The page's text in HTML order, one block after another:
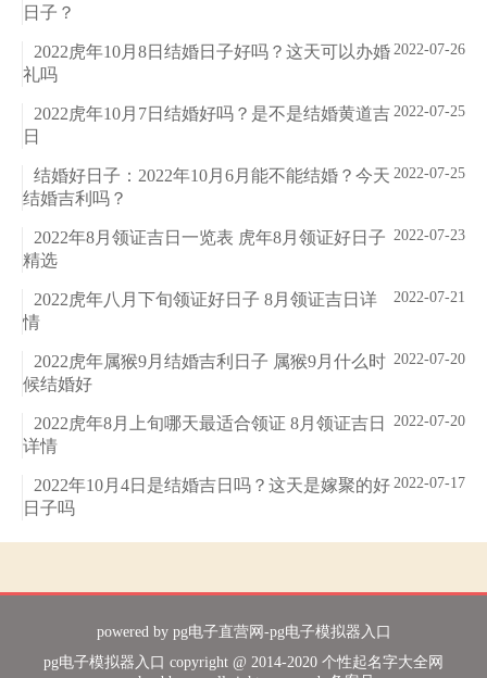
日子？
2022-07-26
2022虎年10月8日结婚日子好吗？这天可以办婚
礼吗
2022-07-25
2022虎年10月7日结婚好吗？是不是结婚黄道吉
日
2022-07-25
结婚好日子：2022年10月6月能不能结婚？今天
结婚吉利吗？
2022-07-23
2022年8月领证吉日一览表 虎年8月领证好日子
精选
2022-07-21
2022虎年八月下旬领证好日子 8月领证吉日详
情
2022-07-20
2022虎年属猴9月结婚吉利日子 属猴9月什么时
候结婚好
2022-07-20
2022虎年8月上旬哪天最适合领证 8月领证吉日
详情
2022-07-17
2022年10月4日是结婚吉日吗？这天是嫁聚的好
日子吗
powered by pg电子直营网-pg电子模拟器入口
pg电子模拟器入口 copyright @ 2014-2020 个性起名字大全网